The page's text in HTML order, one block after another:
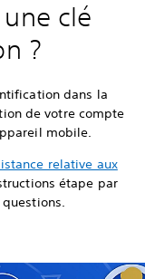
clé
?
dans la
de votre compte
mobile.
relative aux
étape par